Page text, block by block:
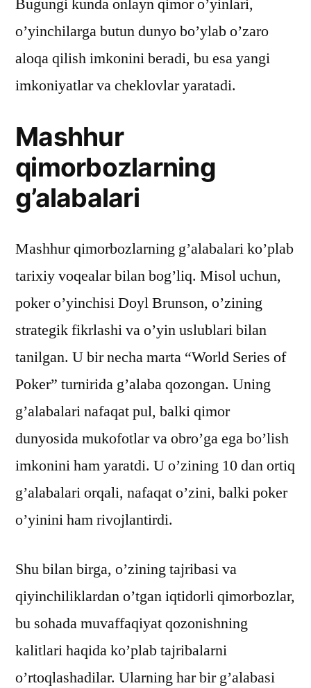
Bugungi kunda onlayn qimor o’yinlari,
o’yinchilarga butun dunyo bo’ylab o’zaro
aloqa qilish imkonini beradi, bu esa yangi
imkoniyatlar va cheklovlar yaratadi.
Mashhur
qimorbozlarning
g’alabalari
Mashhur qimorbozlarning g’alabalari ko’plab
tarixiy voqealar bilan bog’liq. Misol uchun,
poker o’yinchisi Doyl Brunson, o’zining
strategik fikrlashi va o’yin uslublari bilan
tanilgan. U bir necha marta “World Series of
Poker” turnirida g’alaba qozongan. Uning
g’alabalari nafaqat pul, balki qimor
dunyosida mukofotlar va obro’ga ega bo’lish
imkonini ham yaratdi. U o’zining 10 dan ortiq
g’alabalari orqali, nafaqat o’zini, balki poker
o’yinini ham rivojlantirdi.
Shu bilan birga, o’zining tajribasi va
qiyinchiliklardan o’tgan iqtidorli qimorbozlar,
bu sohada muvaffaqiyat qozonishning
kalitlari haqida ko’plab tajribalarni
o’rtoqlashadilar. Ularning har bir g’alabasi